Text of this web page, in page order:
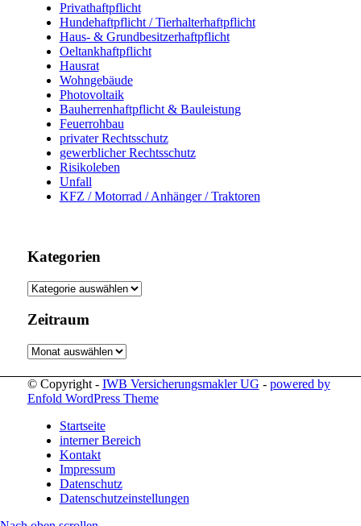
Privathaftpflicht
Hundehaftpflicht / Tierhalterhaftpflicht
Haus- & Grundbesitzerhaftpflicht
Oeltankhaftpflicht
Hausrat
Wohngebäude
Photovoltaik
Bauherrenhaftpflicht & Bauleistung
Feuerrohbau
privater Rechtsschutz
gewerblicher Rechtsschutz
Risikoleben
Unfall
KFZ / Motorrad / Anhänger / Traktoren
Kategorien
Kategorien
Zeitraum
Zeitraum
© Copyright - IWB Versicherungsmakler UG - powered by
Enfold WordPress Theme
Startseite
interner Bereich
Kontakt
Impressum
Datenschutz
Datenschutzeinstellungen